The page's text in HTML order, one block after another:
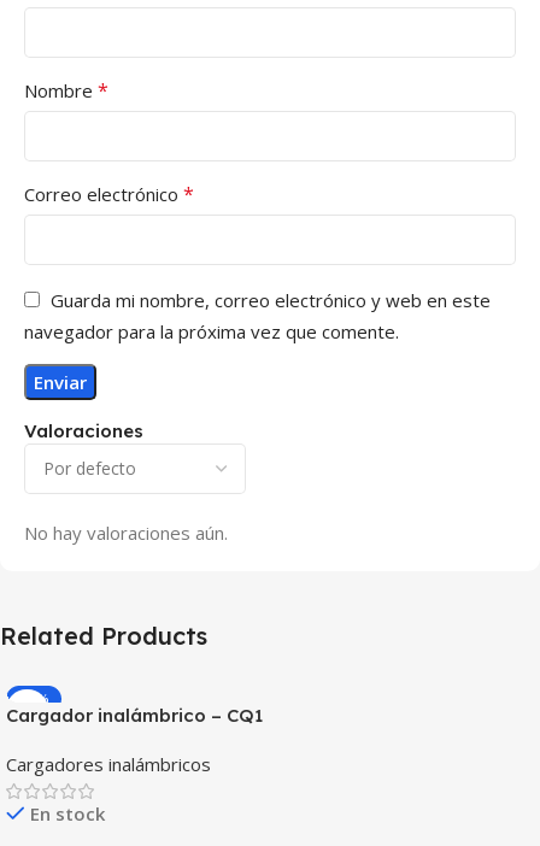
Valoraciones
No hay valoraciones aún.
Nombre *
Correo electrónico *
Guarda mi nombre, correo electrónico y web en este
navegador para la próxima vez que comente.
Related Products
-29%
Cargador inalámbrico – CQ1
magnetico
Cargadores inalámbricos
En stock